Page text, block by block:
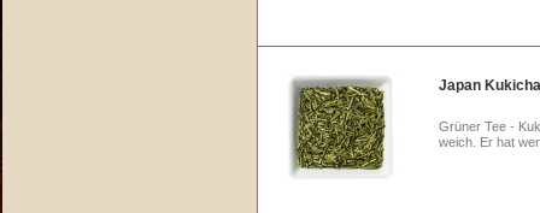
Japan
Grüner Tee -
weich. Er hat